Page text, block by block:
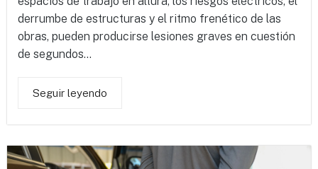
derrumbe de estructuras y el ritmo frenético de las
obras, pueden producirse lesiones graves en cuestión
de segundos...
Seguir leyendo